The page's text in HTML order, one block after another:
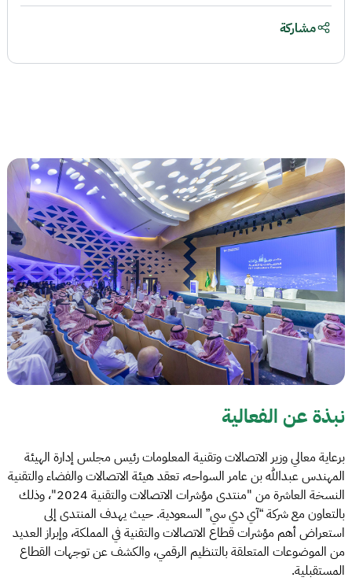
نبذة عن الفعالية
برعاية معالي وزير الاتصالات وتقنية المعلومات رئيس مجلس إدارة الهيئة
المهندس عبدالله بن عامر السواحه، تعقد هيئة الاتصالات والفضاء والتقنية
النسخة العاشرة من "منتدى مؤشرات الاتصالات والتقنية 2024"، وذلك
بالتعاون مع شركة “آي دي سي” السعودية. حيث يهدف المنتدى إلى
استعراض أهم مؤشرات قطاع الاتصالات والتقنية في المملكة، وإبراز العديد
من الموضوعات المتعلقة بالتنظيم الرقمي، والكشف عن توجهات القطاع
المستقبلية.
مشاركة